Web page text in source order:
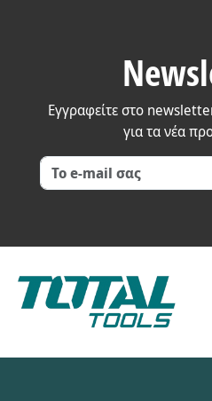
Εγγραφείτε στο
για τα νέα